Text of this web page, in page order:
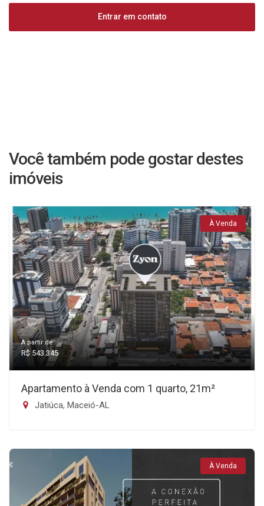
Entrar em contato
Você também pode gostar destes
imóveis
À Venda
A partir de:
R$ 543.345
Apartamento à Venda com 1 quarto, 21m²
Jatiúca, Maceió-AL
À Venda